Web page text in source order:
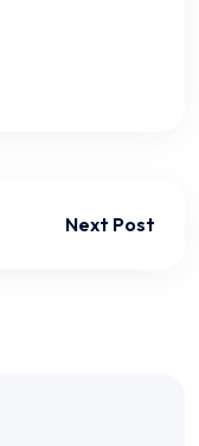
Next Post